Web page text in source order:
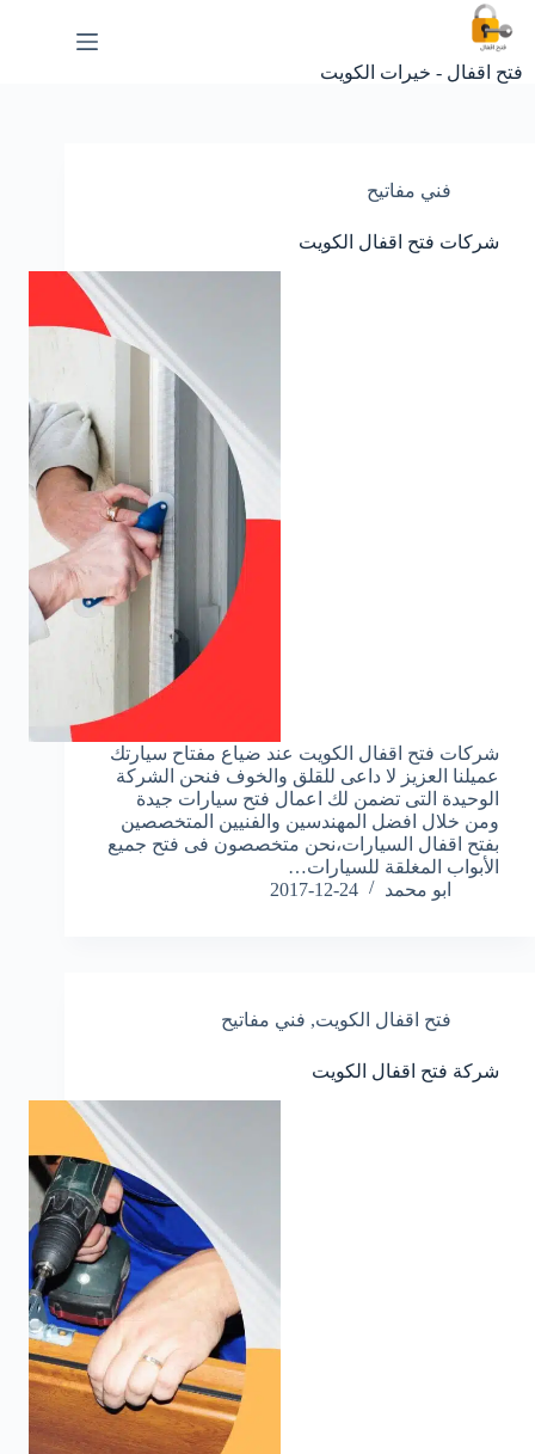
التجاوز
إلى
المحتوى
فتح اقفال - خيرات الكويت
فني مفاتيح
شركات فتح اقفال الكويت
شركات فتح اقفال الكويت عند ضياع مفتاح سيارتك
عميلنا العزيز لا داعى للقلق والخوف فنحن الشركة
الوحيدة التى تضمن لك اعمال فتح سيارات جيدة
ومن خلال افضل المهندسين والفنيين المتخصصين
بفتح اقفال السيارات،نحن متخصصون فى فتح جميع
الأبواب المغلقة للسيارات…
ابو محمد
2017-12-24
فتح اقفال الكويت, فني مفاتيح
شركة فتح اقفال الكويت